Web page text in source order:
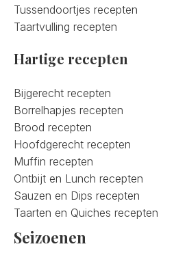
Tussendoortjes recepten
Taartvulling recepten
Hartige recepten
Bijgerecht recepten
Borrelhapjes recepten
Brood recepten
Hoofdgerecht recepten
Muffin recepten
Ontbijt en Lunch recepten
Sauzen en Dips recepten
Taarten en Quiches recepten
Seizoenen